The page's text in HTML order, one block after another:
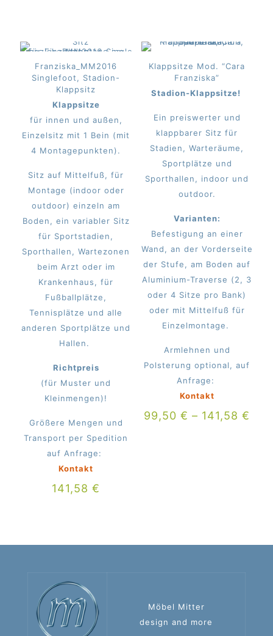
Franziska_MM2016
Singlefoot, Stadion-
Klappsitz
Klappsitze
für innen und außen,
Einzelsitz mit 1 Bein (mit
4 Montagepunkten).
Sitz auf Mittelfuß, für
Montage (indoor oder
outdoor) einzeln am
Boden, ein variabler Sitz
für Sportstadien,
Sporthallen, Wartezonen
beim Arzt oder im
Krankenhaus, für
Fußballplätze,
Tennisplätze und alle
anderen Sportplätze und
Hallen.
Richtpreis
(für Muster und
Kleinmengen)!
Größere Mengen und
Transport per Spedition
auf Anfrage:
Kontakt
141,58€
Klappsitze Mod. “Cara
Franziska”
Stadion-Klappsitze!
Ein preiswerter und
klappbarer Sitz für
Stadien, Warteräume,
Sportplätze und
Sporthallen, indoor und
outdoor.
Varianten:
Befestigung an einer
Wand, an der Vorderseite
der Stufe, am Boden auf
Aluminium-Traverse (2, 3
oder 4 Sitze pro Bank)
oder mit Mittelfuß für
Einzelmontage.
Armlehnen und
Polsterung optional, auf
Anfrage:
Kontakt
99,50€ – 141,58€
Möbel Mitter
design and more